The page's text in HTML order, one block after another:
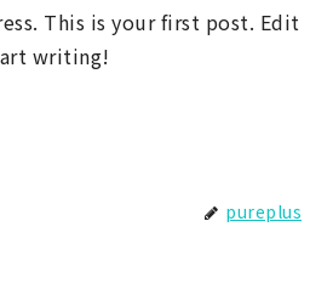
This is your first post. Edit
writing!
pureplus